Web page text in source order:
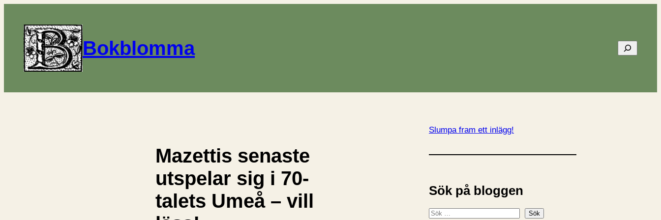
Bokblomma Sök
Mazettis senaste
utspelar sig i 70-
talets Umeå – vill
Slumpa fram ett inlägg!
Sök på bloggen
S
Sök